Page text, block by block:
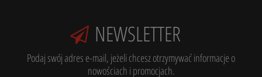
NEWSLETTER
Podaj swój adres e-mail, jeżeli chcesz otrzymywać informacje o
nowościach i promocjach.